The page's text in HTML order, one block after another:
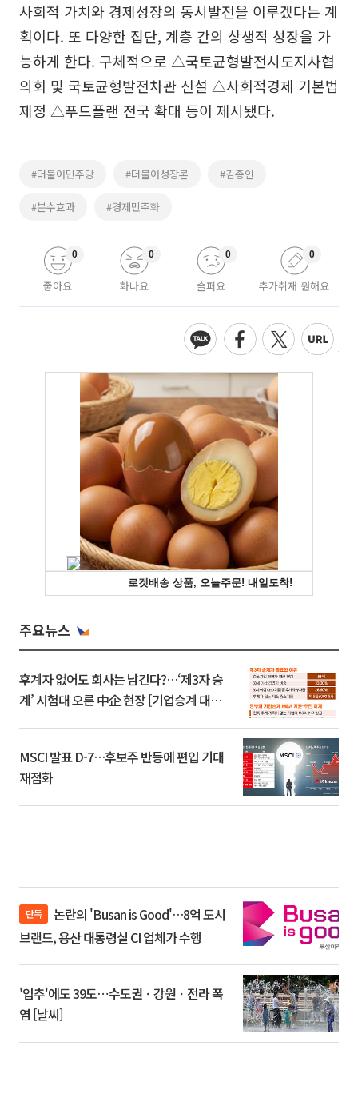
사회적 가치와 경제성장의 동시발전을 이루겠다는 계
획이다. 또 다양한 집단, 계층 간의 상생적 성장을 가
능하게 한다. 구체적으로 △국토균형발전시도지사협
의회 및 국토균형발전차관 신설 △사회적경제 기본법
제정 △푸드플랜 전국 확대 등이 제시됐다.
#더불어민주당 #더불어성장론 #김종인
#분수효과 #경제민주화
좋아요
0
화나요
0
슬퍼요
0
추가취재 원해요
0
주요뉴스
후계자 없어도 회사는 남긴다?…‘제3자 승
계’ 시험대 오른 中企 현장 [기업승계 대전
MSCI 발표 D-7…후보주 반등에 편입 기대
재점화
단독
브랜드, 용산 대통령실 CI 업체가 수행
'입추'에도 39도⋯수도권ㆍ강원ㆍ전라 폭
염 [날씨]